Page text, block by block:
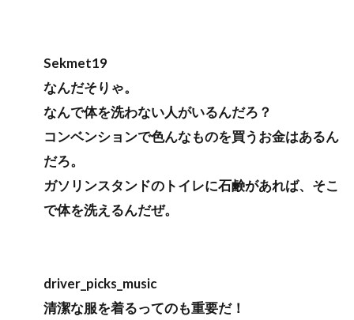
Sekmet19
なんだそりゃ。
なんで体を洗わない人がいるんだろ？
コンベンションで色んなものを買うお金はあるん
だろ。
ガソリンスタンドのトイレに石鹸があれば、そこ
で体を洗えるんだぜ。
driver_picks_music
清潔な服を着るってのも重要だ！